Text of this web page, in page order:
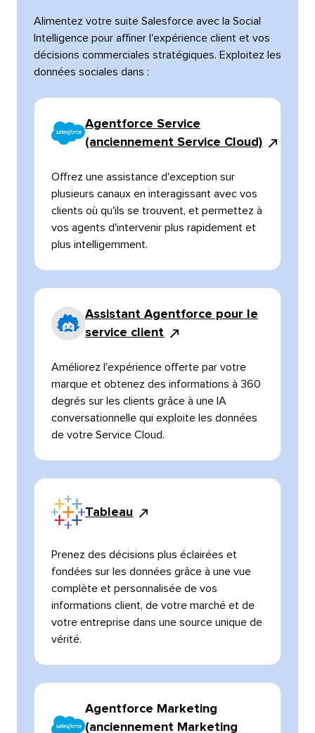
Alimentez votre suite Salesforce avec la Social
Intelligence pour affiner l'expérience client et vos
décisions commerciales stratégiques. Exploitez les
données sociales dans :​​
Agentforce Service
(anciennement Service Cloud)​​
Offrez une assistance d'exception sur
plusieurs canaux en interagissant avec vos
clients où qu'ils se trouvent, et permettez à
vos agents d'intervenir plus rapidement et
plus intelligemment.​​
Assistant Agentforce pour le
service client​​
Améliorez l'expérience offerte par votre
marque et obtenez des informations à 360
degrés sur les clients grâce à une IA
conversationnelle qui exploite les données
de votre Service Cloud.​​
Tableau​​
Prenez des décisions plus éclairées et
fondées sur les données grâce à une vue
complète et personnalisée de vos
informations client, de votre marché et de
votre entreprise dans une source unique de
vérité.​​
Agentforce Marketing
(anciennement Marketing